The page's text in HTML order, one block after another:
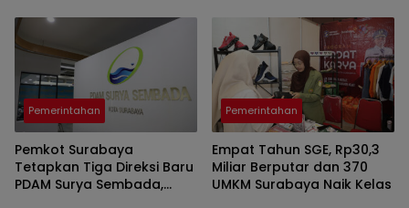
Pemerintahan
Pemkot Surabaya
Tetapkan Tiga Direksi Baru
PDAM Surya Sembada,
Pemerintahan
Empat Tahun SGE, Rp30,3
Miliar Berputar dan 370
UMKM Surabaya Naik Kelas